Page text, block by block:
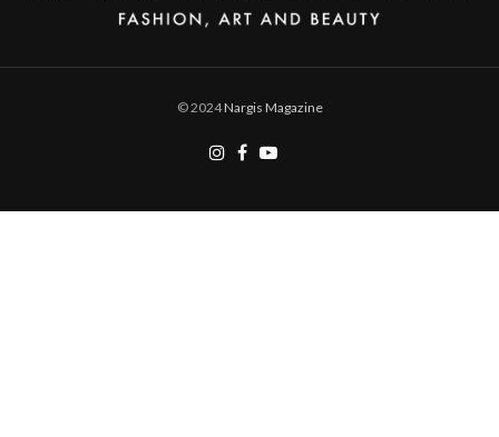
© 2024Nargis Magazine